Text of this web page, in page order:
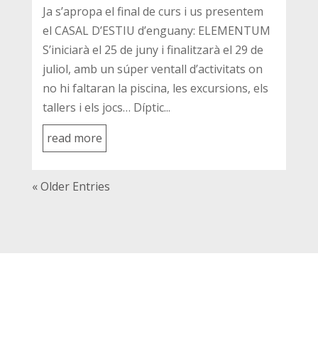
Ja s’apropa el final de curs i us presentem
el CASAL D’ESTIU d’enguany: ELEMENTUM
S’iniciarà el 25 de juny i finalitzarà el 29 de
juliol, amb un súper ventall d’activitats on
no hi faltaran la piscina, les excursions, els
tallers i els jocs… Díptic...
read more
« Older Entries